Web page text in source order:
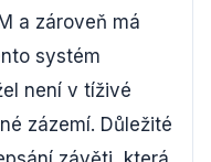
a zároveň má
systém
není v tíživé
zázemí. Důležité